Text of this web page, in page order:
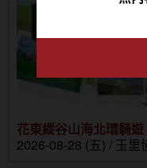
花東縱谷山海北環騎遊
2026-08-28 (五) / 玉里